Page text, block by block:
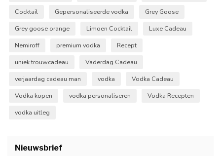
Cocktail
Gepersonaliseerde vodka
Grey Goose
Grey goose orange
Limoen Cocktail
Luxe Cadeau
Nemiroff
premium vodka
Recept
uniek trouwcadeau
Vaderdag Cadeau
verjaardag cadeau man
vodka
Vodka Cadeau
Vodka kopen
vodka personaliseren
Vodka Recepten
vodka uitleg
Nieuwsbrief